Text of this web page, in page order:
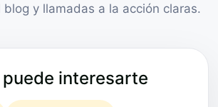
y llamadas a la acción claras.
puede interesarte